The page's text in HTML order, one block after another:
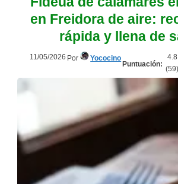
en Freidora de aire:
rápida y llena de
11/05/2026 Por Yococino
Puntuación:
4.8
(59)